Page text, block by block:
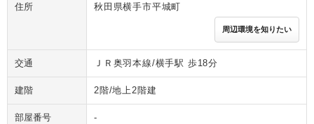
住所 秋田県横手市平城町
周辺環境を知りたい
交通 ＪＲ奥羽本線/横手駅 歩18分
建階 2階/地上2階建
部屋番号 -